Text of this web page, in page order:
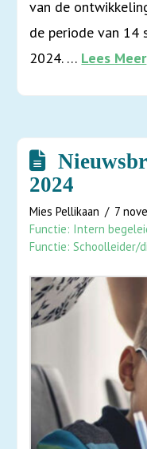
van de
de periode van 14
2024. … Lees Meer
2024
Mies Pellikaan
7
Functie: Intern
Functie: Schoolleider/